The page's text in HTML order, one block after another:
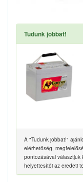
Tudunk jobbat!
A "Tudunk jobbat!"
elérhetőség,
pontozásával választjuk
helyettesítői az eredeti